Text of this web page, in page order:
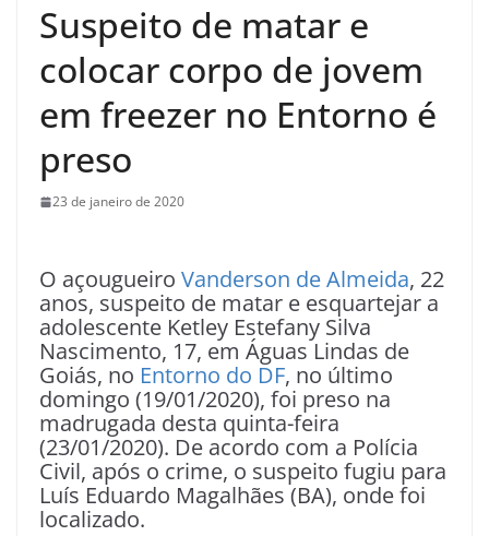
Suspeito de matar e
colocar corpo de jovem
em freezer no Entorno é
preso
23 de janeiro de 2020
O açougueiro Vanderson de Almeida, 22
anos, suspeito de matar e esquartejar a
adolescente Ketley Estefany Silva
Nascimento, 17, em Águas Lindas de
Goiás, no Entorno do DF, no último
domingo (19/01/2020), foi preso na
madrugada desta quinta-feira
(23/01/2020). De acordo com a Polícia
Civil, após o crime, o suspeito fugiu para
Luís Eduardo Magalhães (BA), onde foi
localizado.